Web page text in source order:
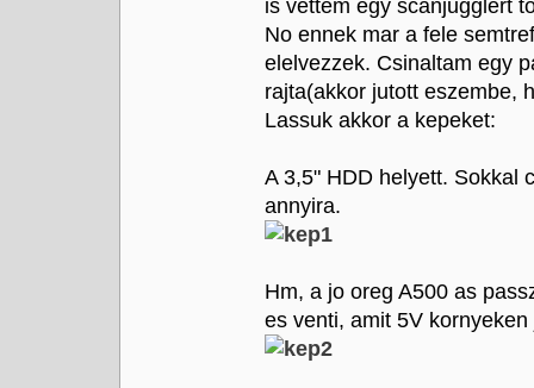
is vettem egy scanjugglert
No ennek mar a fele
elelvezzek. Csinaltam egy
rajta(akkor jutott eszembe,
Lassuk akkor a kepeket:
A 3,5" HDD helyett. Sokkal
annyira.
Hm, a jo oreg A500 as
es venti, amit 5V